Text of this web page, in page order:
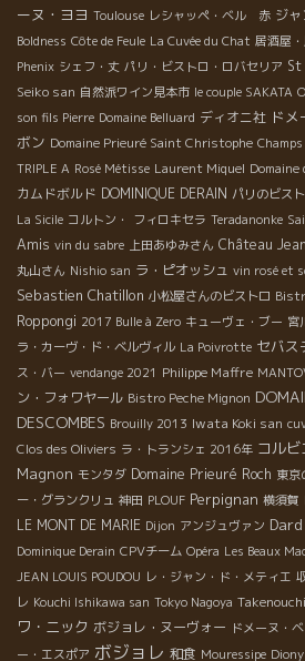
ーヌ・ヨヨ Toulouse レシャッペ・ベル 赤 ジ
Boldness Côte de Feule La Cuvée du Chat 居酒屋
Phenix シェフ・丈 パリ・ビストロ・ロバセリア
Seiko san 自然派ワイン見本市 le couple SAKATA
son fils Pierre Domaine Belluard ディオニ社 ド
ボン Domaine Prieuré Saint Christophe
TRIPLE A Rosé Métisse Laurent Miquel
カムドボルド DOMINIQUE DERAIN パリのビス
La Sicile コルトン・ フィロキセラ Teradanonke
Amis vin du sabre 上田あゆみさん Château
丸山さん Nishio san ラ・ピオッシュ vin rosé et
Sebastien Chatillon 小松屋さんのビストロ
Roppongi 2017 Bulle à Zero キューヴェ・ブー 宮
ラ・カーヴ・ド・ベルヴィル La Poivrotte セバス
ス・バー vendange 2021 Philippe Maffre
ン・フォワヤール Bistro Peche Mignon
DESCOMBES Brouilly 2013 Iwata Koki san
Clos des Oliviers ラ・トランシェ 2016年 コル
Magnon モンタダ Domaine Prieuré Roch 東京
ー・グランクリュ 神田 PLOUF Perpignan 横須賀
LE MONT DE MARIE Dijon アンジュヴァン
Dominique Derain CPVチーム Opéra Les Beaux
JEAN LOUIS POUDOU レ・ジャン・ド・メティエ
レ Kouchi Ishikawa san Tokyo Nagoya
ワ・ニック ボジョレ・ヌーヴォー ドメーヌ・
ー・エスポア ボジョレ 和食 Mouressipe Diony